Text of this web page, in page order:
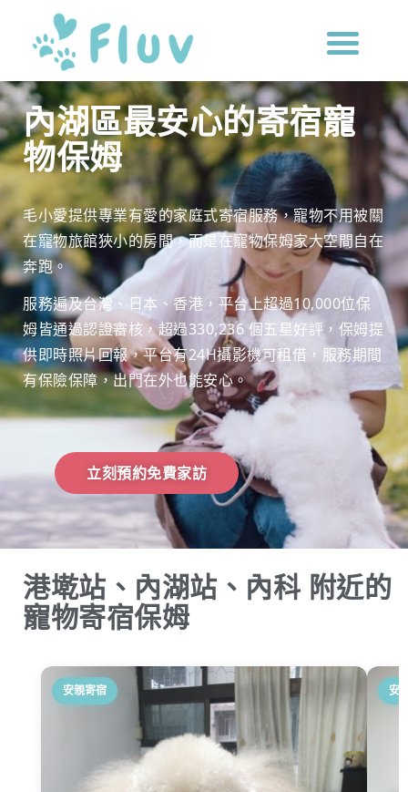
內湖區最安心的寄宿寵
物保姆
毛小愛提供專業有愛的家庭式寄宿服務，寵物不用被關
在寵物旅館狹小的房間，而是在寵物保姆家大空間自在
奔跑。
服務遍及台灣、日本、香港，平台上超過10,000位保
姆皆通過認證審核，超過330,236 個五星好評，保姆提
供即時照片回報，平台有24H攝影機可租借，服務期間
有保險保障，出門在外也能安心。
立刻預約免費家訪
港墘站、內湖站、內科 附近的
寵物寄宿保姆
安親寄宿 安